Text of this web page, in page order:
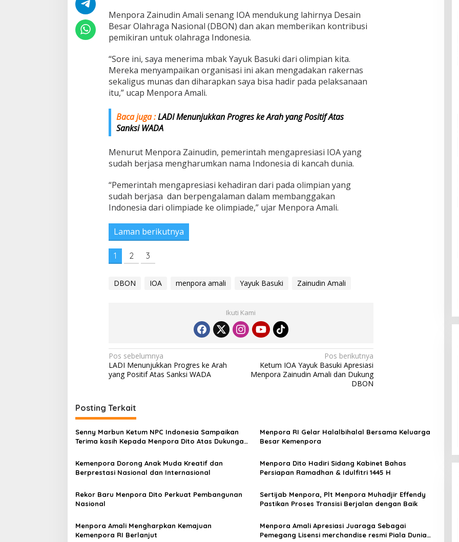
Menpora Zainudin Amali senang IOA mendukung lahirnya Desain
Besar Olahraga Nasional (DBON) dan akan memberikan kontribusi
pemikiran untuk olahraga Indonesia.
“Sore ini, saya menerima mbak Yayuk Basuki dari olimpian kita.
Mereka menyampaikan organisasi ini akan mengadakan rakernas
sekaligus munas dan diharapkan saya bisa hadir pada pelaksanaan
itu,” ucap Menpora Amali.
Baca juga :LADI Menunjukkan Progres ke Arah yang Positif Atas
Sanksi WADA
Menurut Menpora Zainudin, pemerintah mengapresiasi IOA yang
sudah berjasa mengharumkan nama Indonesia di kancah dunia.
“Pemerintah mengapresiasi kehadiran dari pada olimpian yang
sudah berjasa dan berpengalaman dalam membanggakan
Indonesia dari olimpiade ke olimpiade,” ujar Menpora Amali.
Laman berikutnya
1 2 3
DBON IOA menpora amali Yayuk Basuki Zainudin Amali
Ikuti Kami
Navigasi
pos
Pos sebelumnya
LADI Menunjukkan Progres ke Arah
yang Positif Atas Sanksi WADA
Pos berikutnya
Ketum IOA Yayuk Basuki Apresiasi
Menpora Zainudin Amali dan Dukung
DBON
Posting Terkait
Senny Marbun Ketum NPC Indonesia Sampaikan
Terima kasih Kepada Menpora Dito Atas Dukungan
Menpora RI Gelar Halalbihalal Bersama Keluarga
Besar Kemenpora
Kemenpora Dorong Anak Muda Kreatif dan
Berprestasi Nasional dan Internasional
Menpora Dito Hadiri Sidang Kabinet Bahas
Persiapan Ramadhan & Idulfitri 1445 H
Rekor Baru Menpora Dito Perkuat Pembangunan
Nasional
Sertijab Menpora, Plt Menpora Muhadjir Effendy
Pastikan Proses Transisi Berjalan dengan Baik
Menpora Amali Mengharpkan Kemajuan
Kemenpora RI Berlanjut
Menpora Amali Apresiasi Juaraga Sebagai
Pemegang Lisensi merchandise resmi Piala Dunia